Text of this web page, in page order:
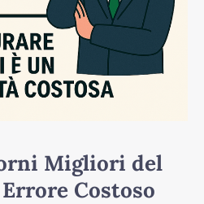
Migliori del
Costoso